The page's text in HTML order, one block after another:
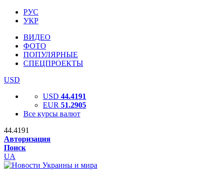
РУС
УКР
ВИДЕО
ФОТО
ПОПУЛЯРНЫЕ
СПЕЦПРОЕКТЫ
USD
USD 44.4191
EUR 51.2905
Все курсы валют
44.4191
Авторизация
Поиск
UA